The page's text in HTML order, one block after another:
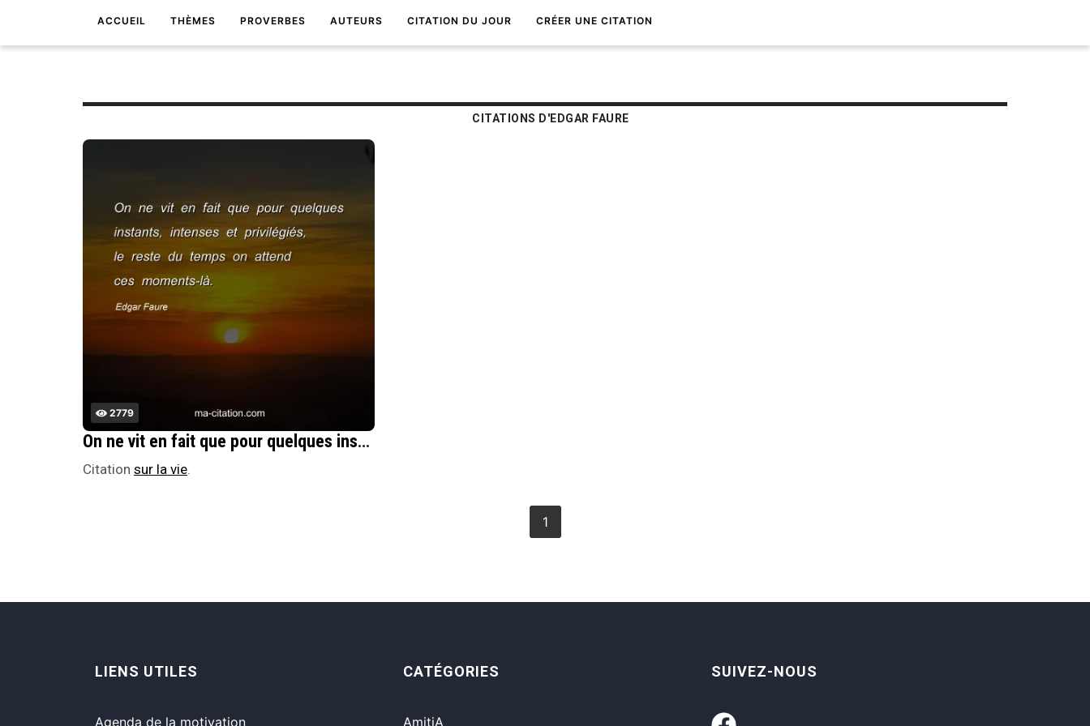
ACCUEIL THÈMES PROVERBES AUTEURS CITATION DU JOUR CRÉER UNE CITATION
CITATIONS D'EDGAR FAURE
2779
On ne vit en fait que pour quelques instants, intenses et privilÃ©giÃ©s, le reste du temps on attend ces moments-lÃ .
Citation sur la vie.
1
LIENS UTILES
Agenda de la motivation
CATÉGORIES
AmitiA
SUIVEZ-NOUS